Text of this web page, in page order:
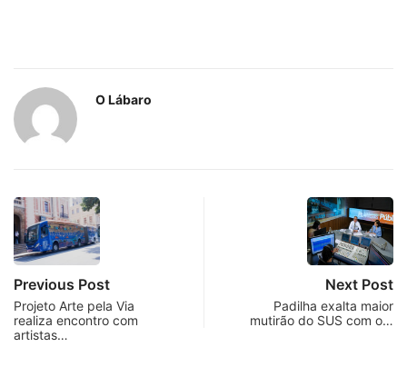
O Lábaro
Previous Post
Projeto Arte pela Via
realiza encontro com
artistas…
Next Post
Padilha exalta maior
mutirão do SUS com o…